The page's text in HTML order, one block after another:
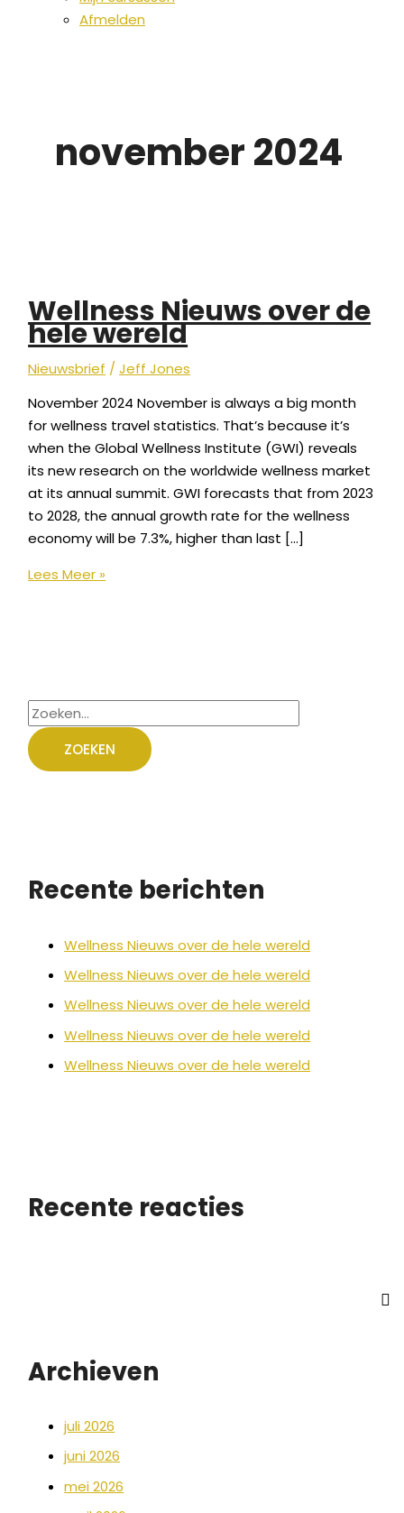
Afmelden
november 2024
Wellness Nieuws over de
hele wereld
Nieuwsbrief /Jeff Jones
November 2024 November is always a big month
for wellness travel statistics. That’s because it’s
when the Global Wellness Institute (GWI) reveals
its new research on the worldwide wellness market
at its annual summit. GWI forecasts that from 2023
to 2028, the annual growth rate for the wellness
economy will be 7.3%, higher than last […]
Lees Meer »
Recente berichten
Wellness Nieuws over de hele wereld
Wellness Nieuws over de hele wereld
Wellness Nieuws over de hele wereld
Wellness Nieuws over de hele wereld
Wellness Nieuws over de hele wereld
Recente reacties
Archieven
juli 2026
juni 2026
mei 2026